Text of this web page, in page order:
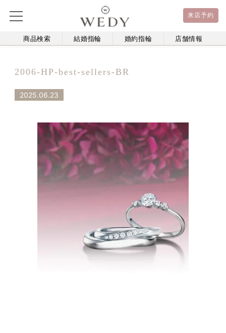
来店予約
商品検索 結婚指輪 婚約指輪 店舗情報
2006-HP-best-sellers-BR
2025.06.23